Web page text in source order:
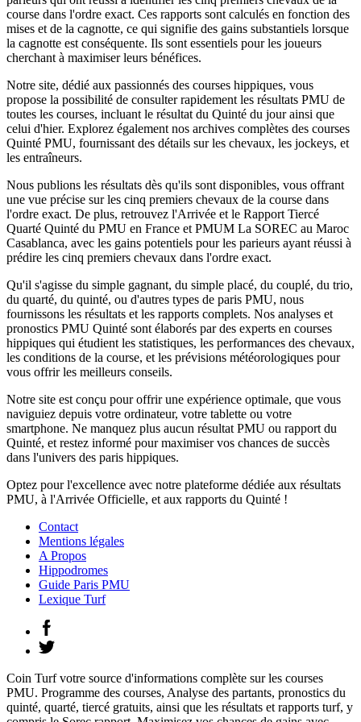
course dans l'ordre exact. Ces rapports sont calculés en fonction des
mises et de la cagnotte, ce qui signifie des gains substantiels lorsque
la cagnotte est conséquente. Ils sont essentiels pour les joueurs
cherchant à maximiser leurs bénéfices.
Notre site, dédié aux passionnés des courses hippiques, vous
propose la possibilité de consulter rapidement les résultats PMU de
toutes les courses, incluant le résultat du Quinté du jour ainsi que
celui d'hier. Explorez également nos archives complètes des courses
Quinté PMU, fournissant des détails sur les chevaux, les jockeys, et
les entraîneurs.
Nous publions les résultats dès qu'ils sont disponibles, vous offrant
une vue précise sur les cinq premiers chevaux de la course dans
l'ordre exact. De plus, retrouvez l'Arrivée et le Rapport Tiercé
Quarté Quinté du PMU en France et PMUM La SOREC au Maroc
Casablanca, avec les gains potentiels pour les parieurs ayant réussi à
prédire les cinq premiers chevaux dans l'ordre exact.
Qu'il s'agisse du simple gagnant, du simple placé, du couplé, du trio,
du quarté, du quinté, ou d'autres types de paris PMU, nous
fournissons les résultats et les rapports complets. Nos analyses et
pronostics PMU Quinté sont élaborés par des experts en courses
hippiques qui étudient les statistiques, les performances des chevaux,
les conditions de la course, et les prévisions météorologiques pour
vous offrir les meilleurs conseils.
Notre site est conçu pour offrir une expérience optimale, que vous
naviguiez depuis votre ordinateur, votre tablette ou votre
smartphone. Ne manquez plus aucun résultat PMU ou rapport du
Quinté, et restez informé pour maximiser vos chances de succès
dans l'univers des paris hippiques.
Optez pour l'excellence avec notre plateforme dédiée aux résultats
PMU, à l'Arrivée Officielle, et aux rapports du Quinté !
Contact
Mentions légales
A Propos
Hippodromes
Guide Paris PMU
Lexique Turf
Coin Turf votre source d'informations complète sur les courses
PMU. Programme des courses, Analyse des partants, pronostics du
quinté, quarté, tiercé gratuits, ainsi que les résultats et rapports turf, y